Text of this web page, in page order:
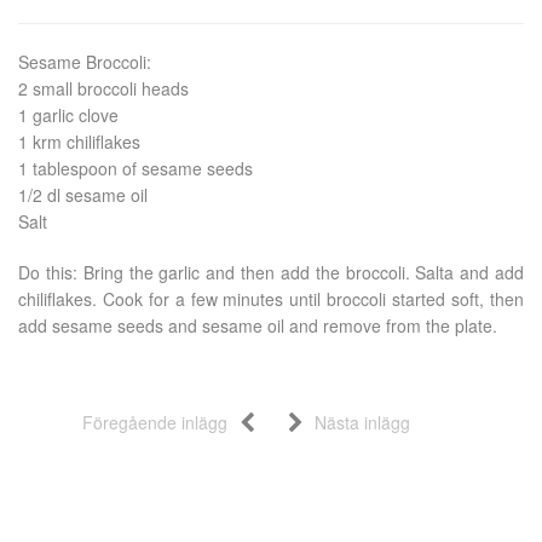
Sesame Broccoli:
2 small broccoli heads
1 garlic clove
1 krm chiliflakes
1 tablespoon of sesame seeds
1/2 dl sesame oil
Salt
Do this: Bring the garlic and then add the broccoli. Salta and add
chiliflakes. Cook for a few minutes until broccoli started soft, then
add sesame seeds and sesame oil and remove from the plate.
Föregående inlägg Nästa inlägg